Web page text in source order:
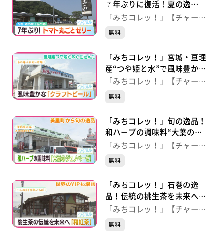
７年ぶりに復活！夏の逸
品“トマト丸ごとゼリー”
石巻市）
「みちコレッ！」【チャー
ジ！】
無料
「みちコレッ！」宮城・亘理
産“つや姫と水”で風味豊か
に！クラフトビール 【鳥の
理町）
「みちコレッ！」【チャー
ジ！】
無料
「みちコレッ！」旬の逸品！
和ハーブの調味料“大葉のジ
ェノベーゼ” 【花野果市
「みちコレッ！」【チャー
ジ！】
無料
「みちコレッ！」石巻の逸
品！伝統の桃生茶を未来へつ
なぐ“和紅茶” 【いしのまき
市）
「みちコレッ！」【チャー
ジ！】
無料